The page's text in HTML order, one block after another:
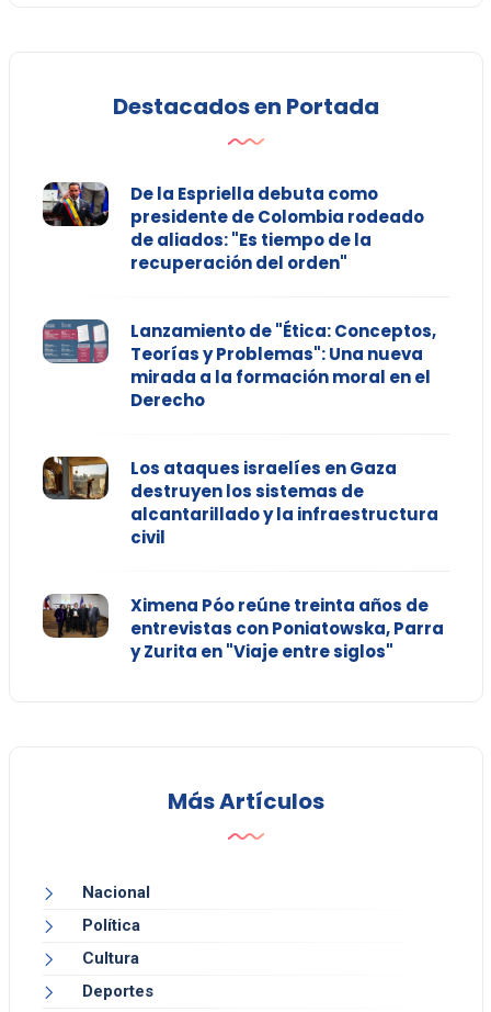
Destacados en Portada
De la Espriella debuta como
presidente de Colombia rodeado
de aliados: "Es tiempo de la
recuperación del orden"
Lanzamiento de "Ética: Conceptos,
Teorías y Problemas": Una nueva
mirada a la formación moral en el
Derecho
Los ataques israelíes en Gaza
destruyen los sistemas de
alcantarillado y la infraestructura
civil
Ximena Póo reúne treinta años de
entrevistas con Poniatowska, Parra
y Zurita en "Viaje entre siglos"
Más Artículos
Nacional
Política
Cultura
Deportes